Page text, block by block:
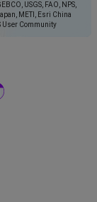
USGS, FAO, NPS,
METI, Esri China
User Community